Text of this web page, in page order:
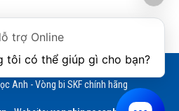
NGỌC ANH
Anh - Vòng bi SKF chính hãng
trợ Online
tôi có thể giúp gì cho bạn?